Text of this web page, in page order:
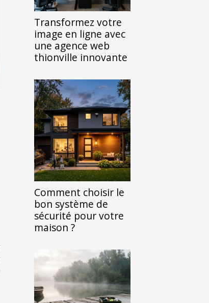
Transformez votre
image en ligne avec
une agence web
thionville innovante
Comment choisir le
bon système de
sécurité pour votre
maison ?